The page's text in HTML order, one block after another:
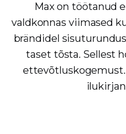
Max on töötanud
valdkonnas viimased
brändidel
taset tõsta. Sellest
ettevõtluskogemust.